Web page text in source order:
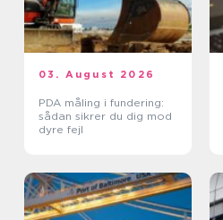
03. August 2026
PDA måling i fundering:
sådan sikrer du dig mod
dyre fejl